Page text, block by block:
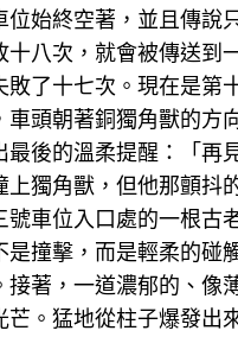
位始終空著，並且傳說
十八次，就會被傳送到
了十七次。現在是第
車頭朝著銅獨角獸的方
最後的溫柔提醒：「再
上獨角獸，但他那顫抖
號車位入口處的一根古
是撞擊，而是輕柔的碰
接著，一道濃郁的、像
芒。猛地從柱子爆發出